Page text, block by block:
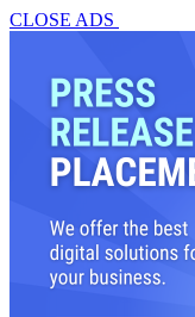
CLOSE ADS